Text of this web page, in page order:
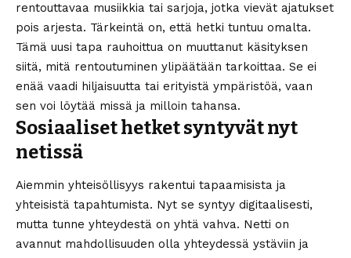
rentouttavaa musiikkia tai sarjoja, jotka vievät ajatukset
pois arjesta. Tärkeintä on, että hetki tuntuu omalta.
Tämä uusi tapa rauhoittua on muuttanut käsityksen
siitä, mitä rentoutuminen ylipäätään tarkoittaa. Se ei
enää vaadi hiljaisuutta tai erityistä ympäristöä, vaan
sen voi löytää missä ja milloin tahansa.
Sosiaaliset hetket syntyvät nyt
netissä
Aiemmin yhteisöllisyys rakentui tapaamisista ja
yhteisistä tapahtumista. Nyt se syntyy digitaalisesti,
mutta tunne yhteydestä on yhtä vahva. Netti on
avannut mahdollisuuden olla yhteydessä ystäviin ja